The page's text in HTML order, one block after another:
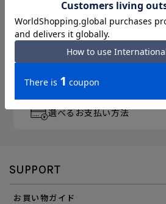
3,300円以上のご購入で
「送料無料」
エース直営ならではの
「アフターサービス」
「便利にお得にお買い物」を
選べるお支払い方法
SUPPORT
お買い物ガイド